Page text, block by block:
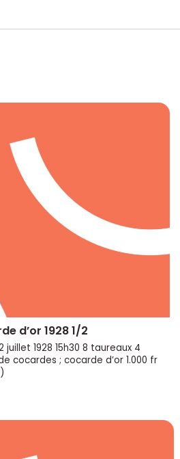
d’or 1928 1/2
1928 15h30 8 taureaux 4
cocardes ; cocarde d’or 1.000 fr